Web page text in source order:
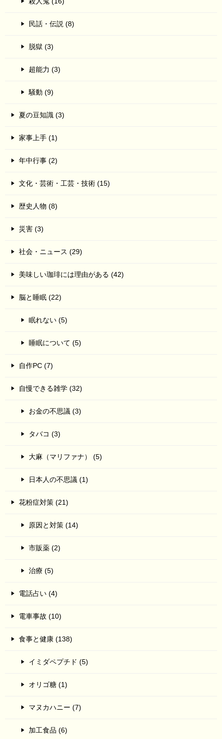
民話・伝説 (8)
脱獄 (3)
超能力 (3)
騒動 (9)
夏の豆知識 (3)
家事上手 (1)
年中行事 (2)
文化・芸術・工芸・技術 (15)
歴史人物 (8)
災害 (3)
社会・ニュース (29)
美味しい珈琲には理由がある (42)
脳と睡眠 (22)
眠れない (5)
睡眠について (5)
自作PC (7)
自慢できる雑学 (32)
お金の不思議 (3)
タバコ (3)
大麻（マリファナ） (5)
日本人の不思議 (1)
花粉症対策 (21)
原因と対策 (14)
市販薬 (2)
治療 (5)
電話占い (4)
電車事故 (10)
食事と健康 (138)
イミダペプチド (5)
オリゴ糖 (1)
マヌカハニー (7)
加工食品 (6)